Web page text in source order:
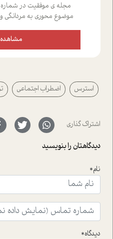
مجله ی موفقیت در
موضوع محوری به مردانگی
علیخواه، جامعه شناس در
از دریچه های گوناگون به
پیرامون آن آشنا می کند.در
رفته ایم که موفقیت را در
حمیدرضا محتشمی که بیست
سر نهاده است و نیز کرامت
با رکاب زدن در بیش از
حمایت از محیط زیست و
است.فصل روایت اجنبی ها
ای که به زندگی شگفت انگیز
ایشان در حوزه ی شامپانزه
واقعی در ارتباط با اختلال
راهکارهای حل آن قرار می دهد
استرس اضطراب اجتماعی
اشتراک گذاری
دیدگاهتان را بنویسید
نام*
دیدگاه*